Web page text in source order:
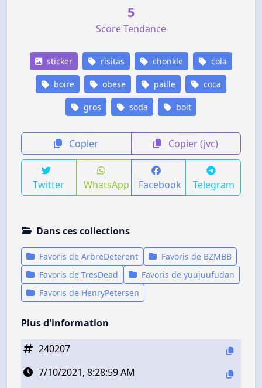
5
Score Tendance
sticker risitas chonkle cola
boire obese paille coca
gros soda boit
Copier Copier (jvc)
Twitter WhatsApp Facebook Telegram
Dans ces collections
Favoris de ArbreDeterent
Favoris de BZMBB
Favoris de TresDead
Favoris de yuujuufudan
Favoris de HenryPetersen
Plus d'information
240207
7/10/2021, 8:28:59 AM